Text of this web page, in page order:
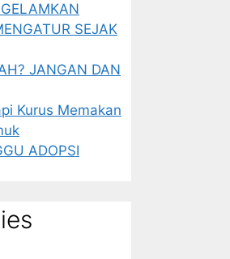
SEJAK
JANGAN DAN
Kurus Memakan
ADOPSI